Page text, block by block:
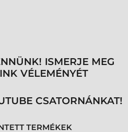
ISMERJE MEG
VÉLEMÉNYÉT
CSATORNÁNKAT!
TERMÉKEK